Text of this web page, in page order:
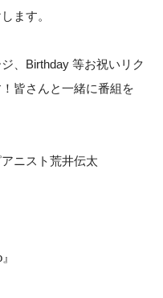
ます。
、Birthday 等お祝いリク
皆さんと一緒に番組を
ニスト荒井伝太